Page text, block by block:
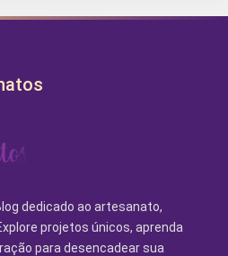
dedicado ao artesanato,
projetos únicos, aprenda
para desencadear sua